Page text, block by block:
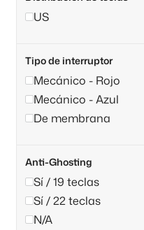
US
Tipo de interruptor
Mecánico - Rojo
Mecánico - Azul
De membrana
Anti-Ghosting
Sí / 19 teclas
Sí / 22 teclas
N/A